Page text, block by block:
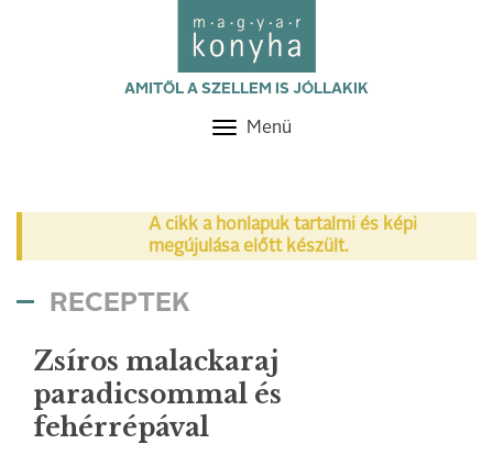
AMITŐL A SZELLEM IS JÓLLAKIK
Toggle
Menü
A cikk a honlapuk tartalmi és képi
megújulása előtt készült.
RECEPTEK
Zsíros malackaraj
paradicsommal és
fehérrépával